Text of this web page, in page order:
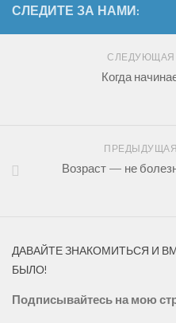
СЛЕДИТЕ ЗА НАМИ:
СЛЕДУЮЩАЯ
Когда
Возраст — не
ДАВАЙТЕ ЗНАКОМИТЬСЯ И
БЫЛО!
Подписывайтесь на мою